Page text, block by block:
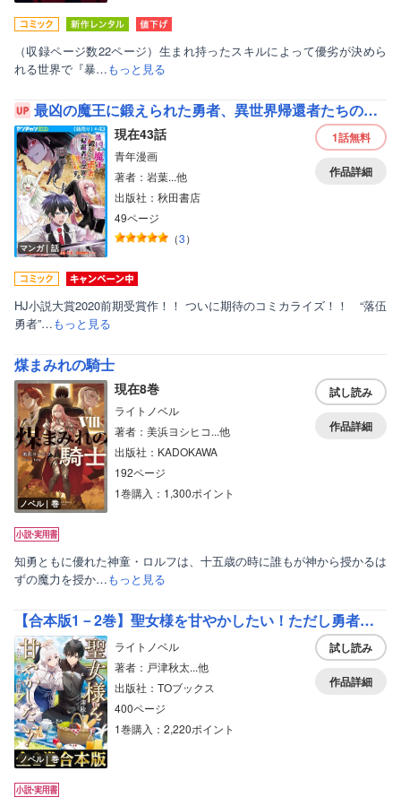
（収録ページ数22ページ）生まれ持ったスキルによって優劣が決めら
れる世界で『暴…もっと見る
最凶の魔王に鍛えられた勇者、異世界帰還者たちの学園で無双する（話売り）
マンガ｜話
現在43話
青年漫画
著者：岩葉...他
出版社：秋田書店
49ページ
（3）
1話無料
作品詳細
HJ小説大賞2020前期受賞作！！ ついに期待のコミカライズ！！ “落伍
勇者”…もっと見る
煤まみれの騎士
ノベル｜巻
現在8巻
ライトノベル
著者：美浜ヨシヒコ...他
出版社：KADOKAWA
192ページ
1巻購入：1,300ポイント
試し読み
作品詳細
知勇ともに優れた神童・ロルフは、十五歳の時に誰もが神から授かるは
ずの魔力を授か…もっと見る
【合本版1－2巻】聖女様を甘やかしたい！ただし勇者、お前はダメだ
ノベル｜巻
ライトノベル
著者：戸津秋太...他
出版社：TOブックス
400ページ
1巻購入：2,220ポイント
試し読み
作品詳細